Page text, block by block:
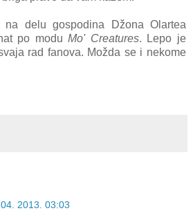
na delu gospodina Džona Olartea
po moduMo' Creatures. Lepo je
rad fanova. Možda se i nekome
2013. 03:03